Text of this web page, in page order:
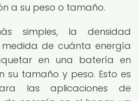
a su peso o tamaño.
simples, la densidad
de cuánta energía
en una batería en
su tamaño y peso. Esto es
las aplicaciones de